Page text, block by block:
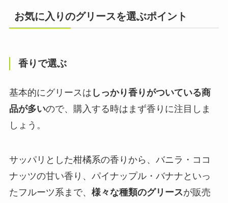
お気に入りのグリースを選ぶポイント
香りで選ぶ
基本的にグリースは しっかり香りがついている商
品が多いので、購入する時はまず香りに注目しま
しょう。
サッパリとした柑橘系の香りから、バニラ・ココ
ナッツの甘い香り、パイナップル・バナナといっ
たフルーツ系まで、 様々な種類のグリースが販売